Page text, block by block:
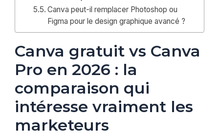
Canva peut-il remplacer Photoshop ou
Figma pour le design graphique avancé ?
Canva gratuit vs Canva
Pro en 2026 : la
comparaison qui
intéresse vraiment les
marketeurs